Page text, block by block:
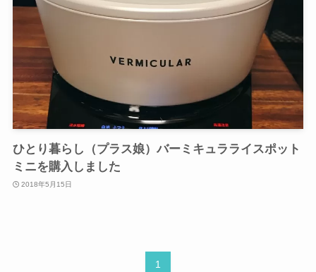
ひとり暮らし（プラス娘）バーミキュラライスポット
ミニを購入しました
2018年5月15日
1